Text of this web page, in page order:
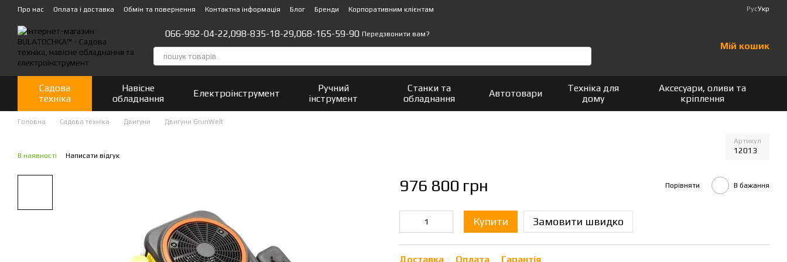
Перейти до основного контенту
Про нас Оплата і доставка Обмін та повернення Контактна інформація Блог Бренди Корпоративним клієнтам РусУкр
066-992-04-22,098-835-18-29,068-165-59-90 Передзвонити вам?
Мій кошик
Садова
техніка
Навісне
обладнання
Електроінструмент
Ручний
інструмент
Станки та
обладнання
Автотовари
Техніка для
дому
Аксесуари, оливи та
кріплення
Головна Садова техніка Двигуни Двигуни GrunWelt
Артикул
12013
В наявності Написати відгук
976 800 грн Порівняти В бажання
Купити Замовити швидко
Доставка Оплата Гарантія